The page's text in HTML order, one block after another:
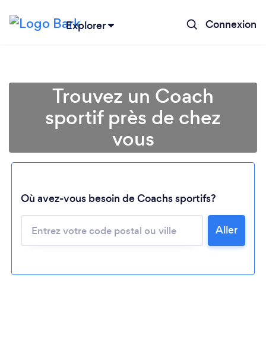
Explorer Connexion
Chargement...
Veuillez patienter...
Trouvez un Coach
sportif près de chez
vous
Où avez-vous besoin de Coachs sportifs?
Aller